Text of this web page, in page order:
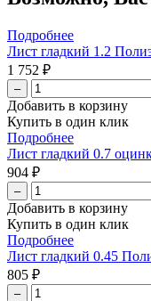
Подробнее
Лист гладкий 1.2
1 752 ₽
–
Добавить в корзину
Купить в один клик
Подробнее
Лист гладкий 0.7
904 ₽
–
Добавить в корзину
Купить в один клик
Подробнее
Лист гладкий 0.45
805 ₽
–